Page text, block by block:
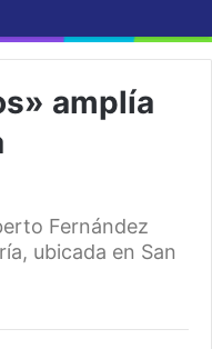
amplía
Fernández
ubicada en San